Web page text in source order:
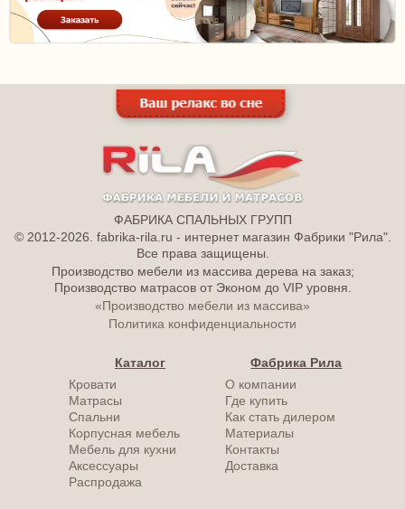
ФАБРИКА СПАЛЬНЫХ ГРУПП
© 2012-2026. fabrika-rila.ru - интернет магазин Фабрики "Рила".
Все права защищены.
Производство мебели из массива дерева на заказ;
Производство матрасов от Эконом до VIP уровня.
«Производство мебели из массива»
Политика конфиденциальности
Каталог
Кровати
Матрасы
Спальни
Корпусная мебель
Мебель для кухни
Аксессуары
Распродажа
Фабрика Рила
О компании
Где купить
Как стать дилером
Материалы
Контакты
Доставка